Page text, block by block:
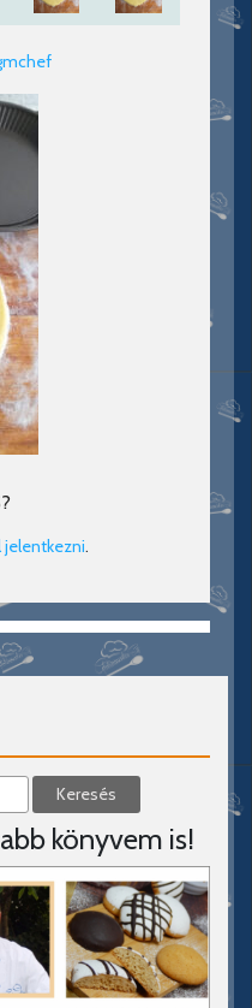
jelentkezni.
könyvem is!